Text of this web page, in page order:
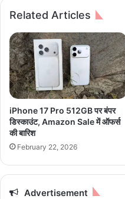
मं
सा
य
स
की
बो
ली
गूं
ज
र
है
:
मु
मं
सा
Related Articles
iPhone 17 Pro 512GB पर बंपर
डिस्काउंट, Amazon Sale में ऑफर्स
की बारिश
February 22, 2026
Advertisement